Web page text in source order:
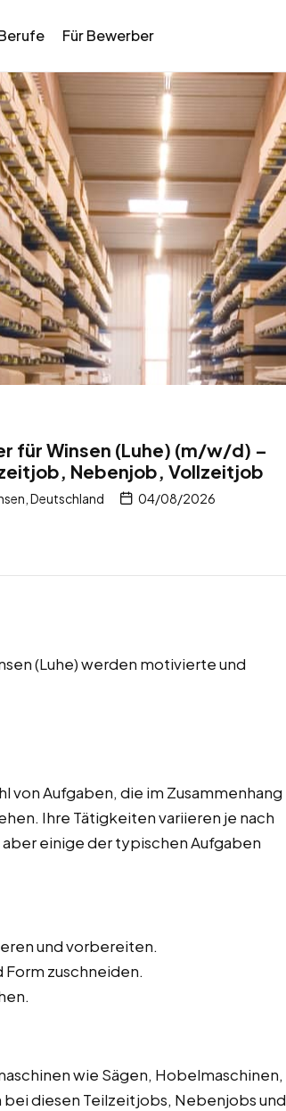
Für Bewerber
für Winsen (Luhe) (m/w/d) –
Nebenjob, Vollzeitjob
Deutschland 04/08/2026
(Luhe) werden motivierte und
von Aufgaben, die im Zusammenhang
Ihre Tätigkeiten variieren je nach
einige der typischen Aufgaben
und vorbereiten.
zuschneiden.
wie Sägen, Hobelmaschinen,
bei diesen Teilzeitjobs, Nebenjobs und